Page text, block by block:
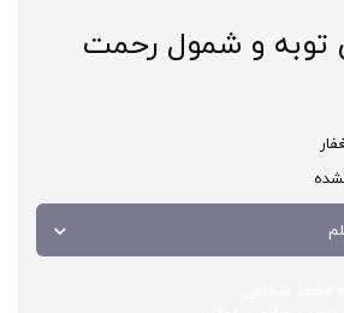
توبه و شمول رحمت